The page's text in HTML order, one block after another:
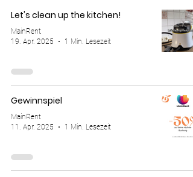
Let's clean up the kitchen!
MainRent
19. Apr. 2025
1 Min. Lesezeit
Gewinnspiel
MainRent
11. Apr. 2025
1 Min. Lesezeit